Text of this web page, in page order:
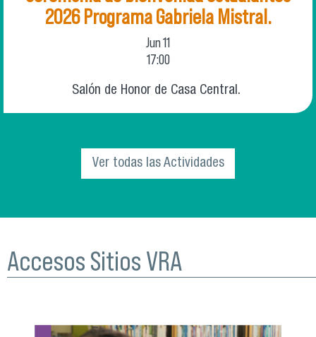
2026 Programa Gabriela Mistral.
Jun11
17:00
Salón de Honor de Casa Central.
Ver todas las Actividades
Accesos Sitios VRA